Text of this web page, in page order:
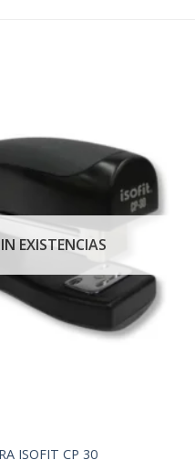
EXISTENCIAS
ISOFIT CP 30